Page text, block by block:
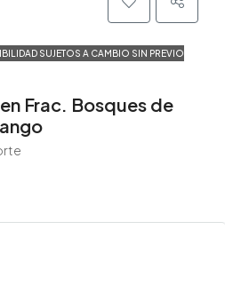
SUJETOS A CAMBIO SIN PREVIO
Frac. Bosques de